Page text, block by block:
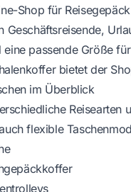
Shop für
Geschäftsreisende,
passende Größe
bietet der
im Überblick
Reisearten
flexible